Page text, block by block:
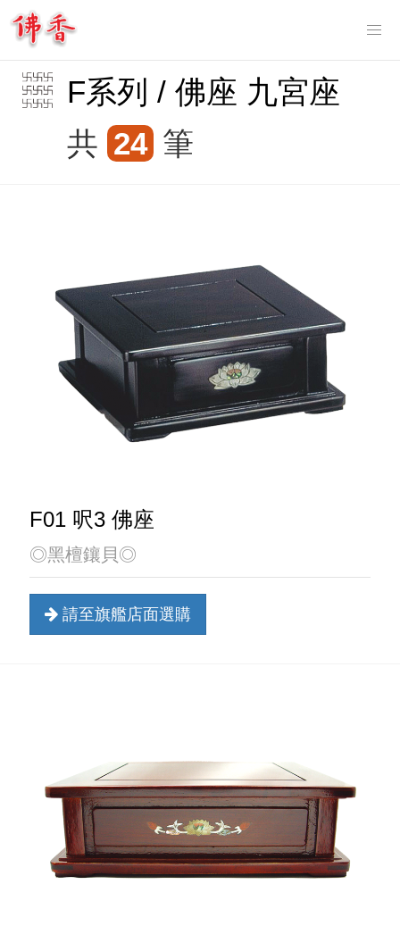
F系列 / 佛座 九宮座
共 24 筆
F01 呎3 佛座
◎黑檀鑲貝◎
請至旗艦店面選購